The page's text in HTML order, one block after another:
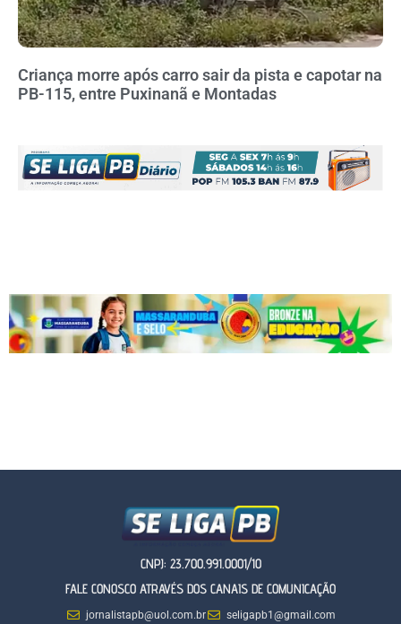
Criança morre após carro sair da pista e capotar na
PB-115, entre Puxinanã e Montadas
CNPJ: 23.700.991.0001/10
FALE CONOSCO ATRAVÉS DOS CANAIS DE COMUNICAÇÃO
jornalistapb@uol.com.br
seligapb1@gmail.com